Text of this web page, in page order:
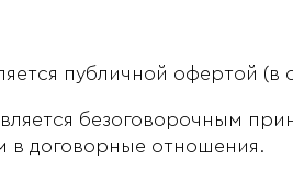
публичной офертой (в
безоговорочным
в договорные отношения.